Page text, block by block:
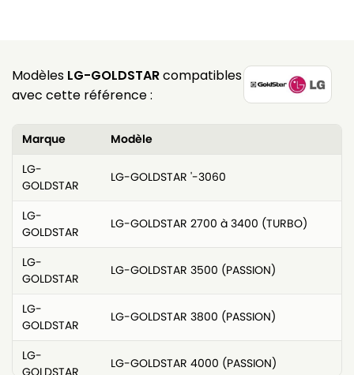
Modèles LG-GOLDSTARcompatibles
avec cette référence :
Marque
Modèle
LG-
GOLDSTAR
LG-GOLDSTAR '-3060
LG-
GOLDSTAR
LG-GOLDSTAR 2700 à 3400 (TURBO)
LG-
GOLDSTAR
LG-GOLDSTAR 3500 (PASSION)
LG-
GOLDSTAR
LG-GOLDSTAR 3800 (PASSION)
LG-
GOLDSTAR
LG-GOLDSTAR 4000 (PASSION)